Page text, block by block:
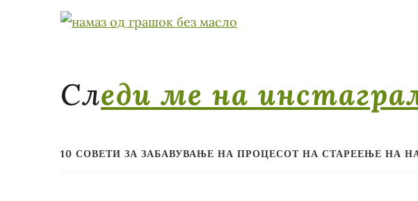
Следи ме на
10 СОВЕТИ ЗА ЗАБАВУВАЊЕ НА ПРОЦЕСОТ НА СТАРЕЕЊЕ НА